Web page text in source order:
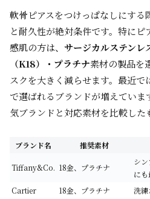
軟骨ピアスをつけっぱなしにする
と耐久性が絶対条件です。特に
感肌の方は、 サージカルステンレ
（K18）・プラチナ素材の製品を
スクを大きく減らせます。最近で
で選ばれるブランドが増えていま
気ブランドと対応素材を比較した
ブランド名 推奨素材
Tiffany&Co. 18金、プラチナ
シ
にも
Cartier
18金、プラチナ 洗練